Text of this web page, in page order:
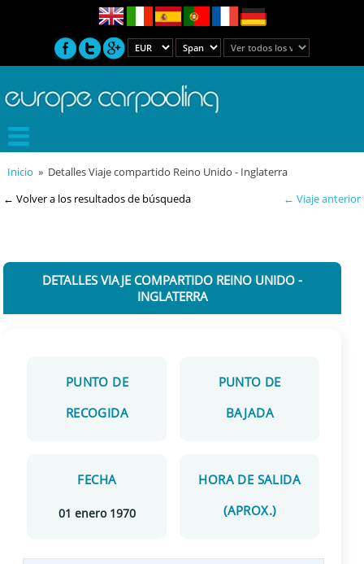
Inicio » Detalles Viaje compartido Reino Unido - Inglaterra
← Volver a los resultados de búsqueda
← Viaje anterior
DETALLES VIAJE COMPARTIDO REINO UNIDO -
INGLATERRA
PUNTO DE
RECOGIDA
PUNTO DE
BAJADA
FECHA
01 enero 1970
HORA DE SALIDA
(APROX.)